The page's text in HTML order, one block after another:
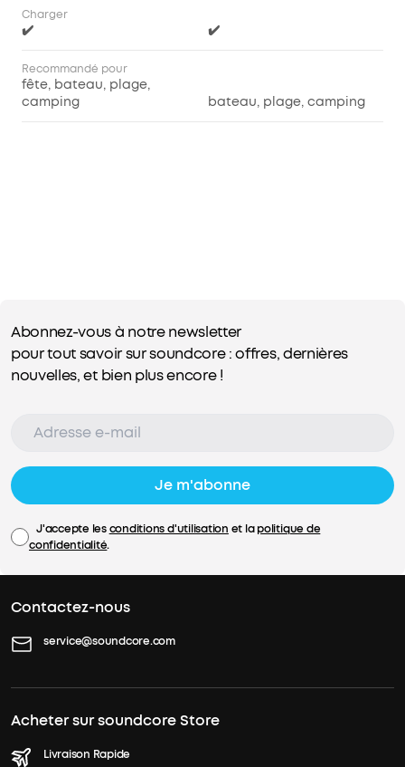
Charger
✔️ ✔️
Recommandé pour
fête, bateau, plage,
camping
bateau, plage, camping
Abonnez-vous à notre newsletter
pour tout savoir sur soundcore : offres, dernières
nouvelles, et bien plus encore !
Je m'abonne
J'accepte lesconditions d'utilisation et lapolitique de
confidentialité.
Contactez-nous
service@soundcore.com
Acheter sur soundcore Store
Livraison Rapide